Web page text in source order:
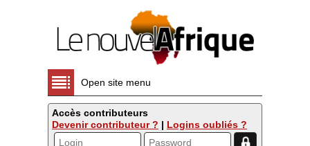
Open site menu
Accès contributeurs
Devenir contributeur ? | Logins oubliés ?